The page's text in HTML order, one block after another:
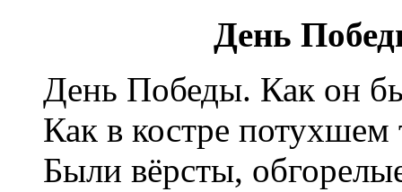
День
День Победы. Как он
Как в костре потухшем
Были вёрсты,